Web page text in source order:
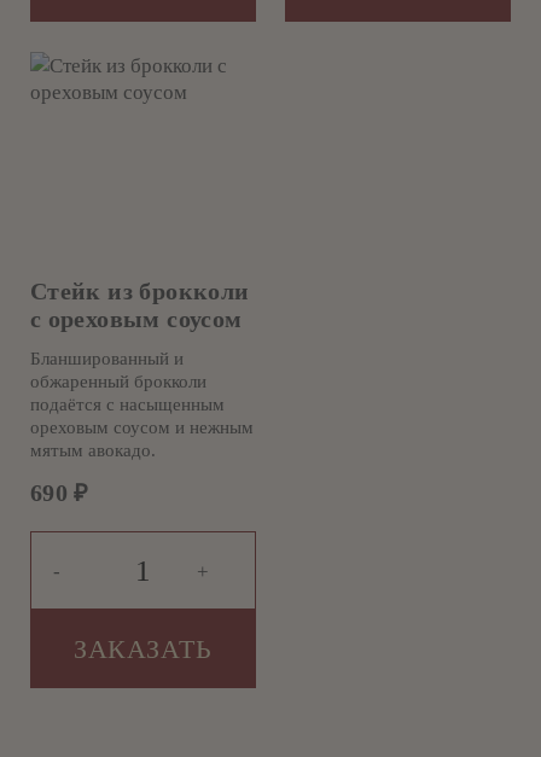
Стейк из брокколи
с ореховым соусом
690 ₽
Бланшированный и
обжаренный брокколи
подаётся с насыщенным
ореховым соусом и нежным
мятым авокадо.
- +
ЗАКАЗАТЬ